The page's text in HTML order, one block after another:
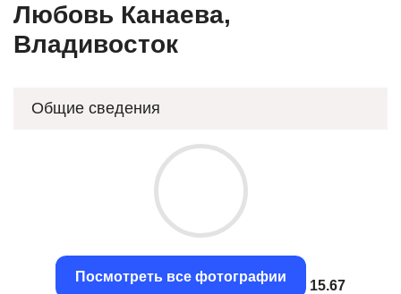
Любовь Канаева,
Владивосток
Общие сведения
Посмотреть все фотографии
15.43